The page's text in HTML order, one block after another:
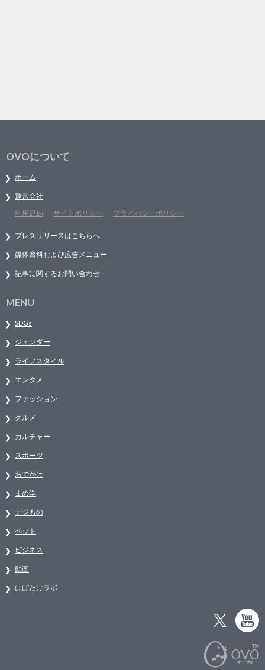
OVOについて
ホーム
運営会社
利用規約
サイトポリシー プライバシーポリシー
プレスリリースはこちらへ
媒体資料および広告メニュー
記事に関するお問い合わせ
MENU
SDGs
ジェンダー
ライフスタイル
エンタメ
ファッション
グルメ
カルチャー
スポーツ
おでかけ
まめ学
デジもの
ペット
ビジネス
動画
はばたけラボ